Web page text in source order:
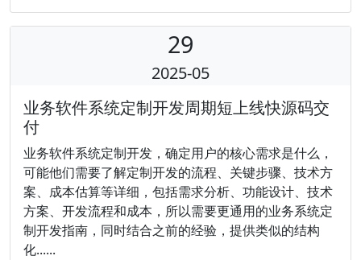
29
2025-05
业务软件系统定制开发周期短上线快源码交
付
业务软件系统定制开发，确定用户的核心需求是什么，
可能他们需要了解定制开发的流程、关键步骤、技术方
案、成本估算等详细，包括需求分析、功能设计、技术
方案、开发流程和成本，所以需要更通用的业务系统定
制开发指南，同时结合之前的经验，提供类似的结构
化......